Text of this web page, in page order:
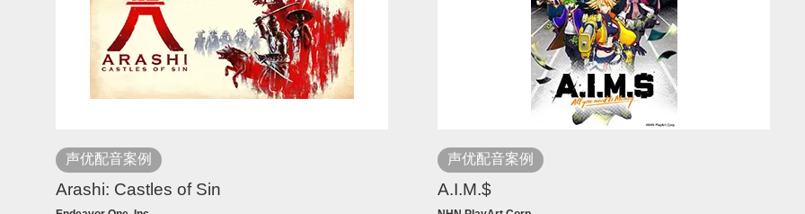
声优配音案例
Arashi: Castles of Sin
声优配音案例
A.I.M.$